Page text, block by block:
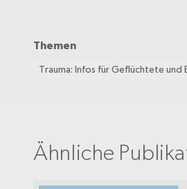
Themen
Trauma: Infos für Geflüchtete und
Ähnliche